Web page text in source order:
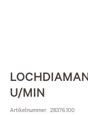
U/MIN
Artikelnummer 28376.100